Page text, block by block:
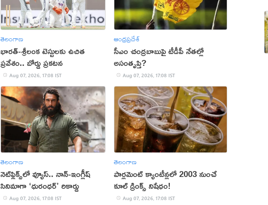
తెలంగాణ
భారత్-శ్రీలంక టెస్టులకు ఉచిత
ప్రవేశం.. బోర్డు ప్రకటన
Aug 07, 2026, 17:08 IST
ఆంధ్రప్రదేశ్
సీఎం చంద్రబాబుపై టీడీపీ నేతల్లో
అసంతృప్తి?
Aug 07, 2026, 17:08 IST
తెలంగాణ
నెట్‌ఫ్లిక్స్‌లో వ్యూస్.. నాన్-ఇంగ్లీష్
సినిమాగా ‘ధురంధర్’ రికార్డు
Aug 07, 2026, 17:08 IST
తెలంగాణ
పార్లమెంట్ క్యాంటీన్లలో 2003 నుంచే
కూల్ డ్రింక్స్ నిషేధం!
Aug 07, 2026, 17:08 IST